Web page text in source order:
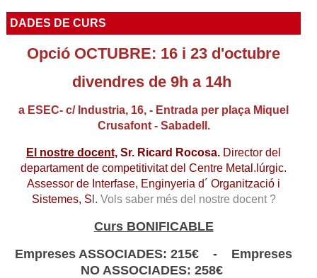
DADES DE CURS
Opció OCTUBRE: 16 i 23 d'octubre
divendres de 9h a 14h
a ESEC- c/ Industria, 16, - Entrada per plaça Miquel
Crusafont - Sabadell.
El nostre docent, Sr. Ricard Rocosa. Director del
departament de competitivitat del Centre Metal.lúrgic.
Assessor de Interfase, Enginyeria d´ Organització i
Sistemes, S l. Vols saber més del nostre docent ?
Curs BONIFICABLE
Empreses ASSOCIADES: 215€ - Empreses
NO ASSOCIADES: 258€